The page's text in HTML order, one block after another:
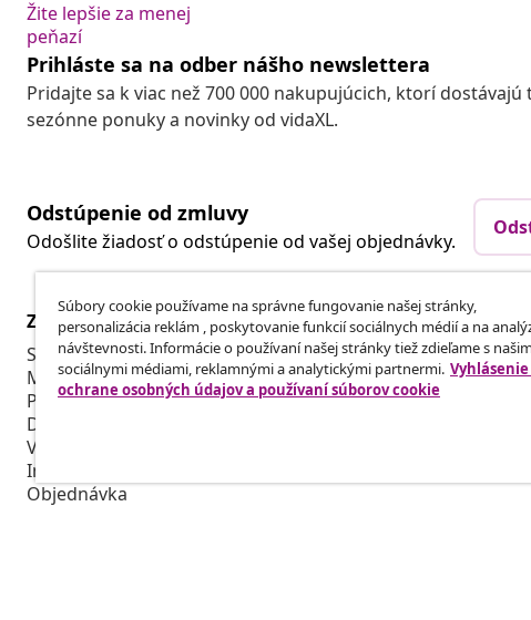
Žite lepšie za menej
peňazí
Prihláste sa na odber nášho newslettera
Pridajte sa k viac než 700 000 nakupujúcich, ktorí dostávajú
sezónne ponuky a novinky od vidaXL.
Odstúpenie od zmluvy
Odošlite žiadosť o odstúpenie od vašej objednávky.
Zákaznícky Servis
Sledujte svoju objednávku
Môj účet
Platba
Doprava a doručenie
Vrátenie tovaru
Informácie o výrobku
Objednávka
Obchodní
Affiliate Program
Vyrábajte pre
Spolupráca v
Súbory cookie používame na správne fungovanie našej stránky,
personalizácia reklám , poskytovanie funkcií sociálnych médií a na
návštevnosti. Informácie o používaní našej stránky tiež zdieľame s
sociálnymi médiami, reklamnými a analytickými partnermi. Vyhlásenie
ochrane osobných údajov a používaní súborov cookie